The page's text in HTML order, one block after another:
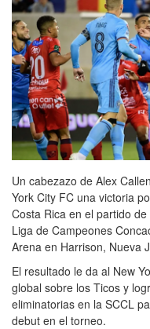
Un cabezazo de Alex
York City FC una victoria
Costa Rica en el partido
Liga de Campeones
Arena en Harrison, Nueva
El resultado le da al New
global sobre los Ticos y
eliminatorias en la SCCL
debut en el torneo.